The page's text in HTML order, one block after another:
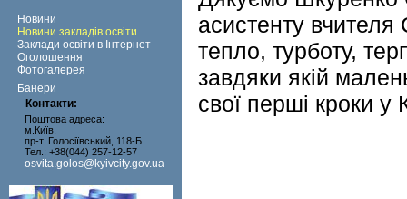
Новини
Новини закладів освіти
Заклади освіти в Інтернет
Оголошення
Фотогалерея
Банери
Контакти:
Поштова адреса:
м.Київ,
пр-т. Голосіївський, 118-Б
Тел.: +38(044) 257-12-57
osvita.golos@kyivcity.gov.ua
асистенту
тепло, турботу,
завдяки якій
свої перші кроки у